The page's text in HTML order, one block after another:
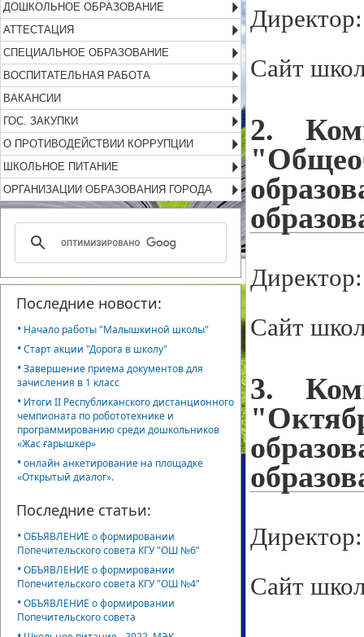
ДОШКОЛЬНОЕ ОБРАЗОВАНИЕ
АТТЕСТАЦИЯ
СПЕЦИАЛЬНОЕ ОБРАЗОВАНИЕ
ВОСПИТАТЕЛЬНАЯ РАБОТА
ВАКАНСИИ
ГОС. ЗАКУПКИ
О ПРОТИВОДЕЙСТВИИ КОРРУПЦИИ
ШКОЛЬНОЕ ПИТАНИЕ
ОРГАНИЗАЦИИ ОБРАЗОВАНИЯ ГОРОДА
Последние новости:
• Начало работы "Малышкиной школы"
•Старт акции "Дорога в школу"
•Завершение приема документов для
зачисления в 1 класс
• Итоги II Республиканского дистанционного
чемпионата по робототехнике и
программированию среди дошкольников
«Жас ғарышкер»
•онлайн анкетирование на площадке
«Открытый диалог».
Последние статьи:
•ОБЪЯВЛЕНИЕ о формировании
Попечительского совета КГУ "ОШ №6"
•ОБЪЯВЛЕНИЕ о формировании
Попечительского совета КГУ "ОШ №4"
•ОБЪЯВЛЕНИЕ о формировании
Попечительского совета
Сайт
2.
Сайт
3.
Сайт